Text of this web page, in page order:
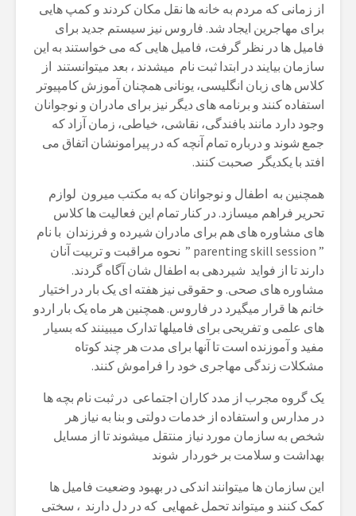
از زمانی که مردم به خانه ها نقل مکان کردند و کمپ هایی
برای مهاجرین ایجاد شد. فاروس نیز سیستم جدید برای
فامیل ها در نظر گرفت، فامیل هایی که می خواستند به این
سازمان بیایند در ابتدا ثبت نام میشدند ، بعد میتوانستند از
کلاس های زبان انگلیسی، یونانی همچنان آموزش کامپیوتر
استفاده کنند و برنامه های دیگر نیز برای مادران و نوجوانان
وجود دارد مانند بافندگی، نقاشی، خیاطی، زمان آزاد که
جمع شوند و درباره تمام آنچه که در پیرامونشان اتفاق می
افتد با یکدیگر صحبت کنند.
همچنین به اطفال و نوجوانان که به مکتب میرون لوازم
تحریر فراهم میسازد. در کنار تمام این فعالیت ها کلاس
های مشاوره های هم برای مادران شیرده و فرزندان با نام
” parenting skill session ” نحوه مراقبت و تربیت آنان
دارند تا از فواید شیردهی به اطفال شان آگاه گردند.
مشاوره های صحی. و حقوقی نیز هفته ای یک بار در اختیار
خانم ها قرار میگیرد در فاروس. همچنین هر ماه یک بار اردو
های علمی و تفریحی برای فامیلها تدارک میبینند که بسیار
مفید و آموزنده است تا آنها برای مدت هر چند کوتاه
مشکلات زندگی مهاجری خود را فراموش کنند.
یک گروه مجرب از مدد کاران اجتماعی در ثبت نام بچه ها
در مدارس و استفاده از خدمات دولتی و بنا به نیاز هر
شخص به سازمان مورد نیاز منتقل میشوند تا از مسایل
بهداشت و سلامت بر خوردار شوند
این سازمان ها میتوانند اندکی در بهبود وضعیت فامیل ها
کمک کنند و میتواند تحمل غمهایی که در دل دارند ، سختی